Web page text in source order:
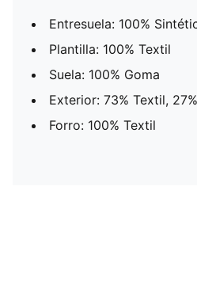
Entresuela: 100%
Plantilla: 100% Textil
Suela: 100% Goma
Exterior: 73% Textil,
Forro: 100% Textil